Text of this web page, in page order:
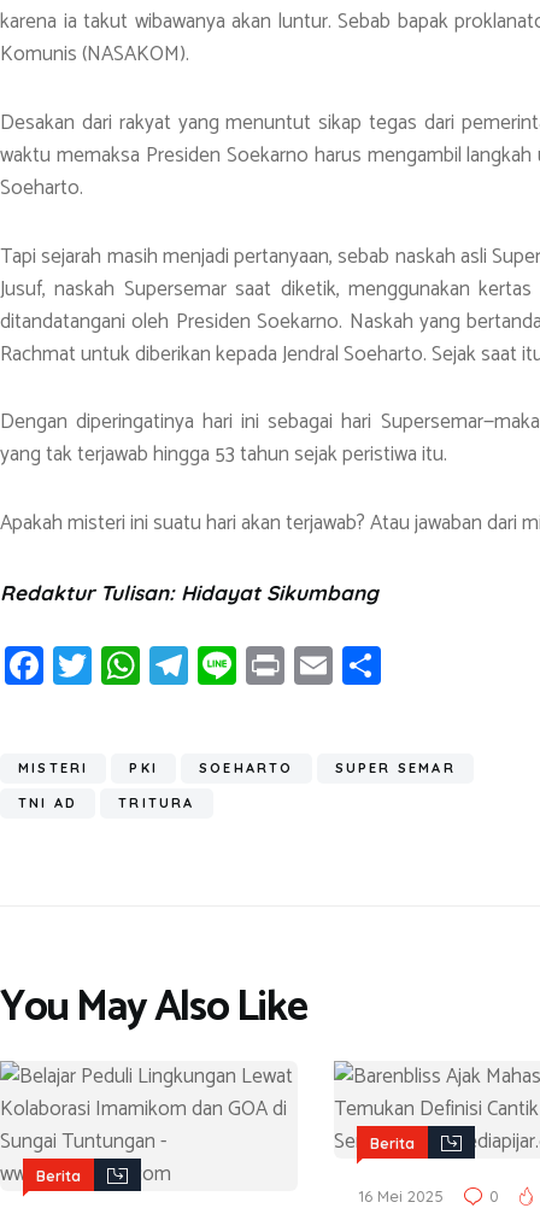
karena ia takut wibawanya akan luntur. Sebab bapak
Komunis (NASAKOM).
Desakan dari rakyat yang menuntut sikap tegas dari
waktu memaksa Presiden Soekarno harus mengambil
Soeharto.
Tapi sejarah masih menjadi pertanyaan, sebab naskah asli
Jusuf, naskah Supersemar saat diketik, menggunakan
ditandatangani oleh Presiden Soekarno. Naskah yang
Rachmat untuk diberikan kepada Jendral Soeharto. Sejak saat
Dengan diperingatinya hari ini sebagai hari
yang tak terjawab hingga 53 tahun sejak peristiwa itu.
Apakah misteri ini suatu hari akan terjawab? Atau jawaban dari
Redaktur Tulisan: Hidayat Sikumbang
Fa
ce
o
ok
T
wi
er
W
h
s
A
T
el
gr
a
Li
n
Pr
in
E
m
e
MISTERI PKI SOEHARTO SUPER SEMAR
TNI AD TRITURA
You May Also Like
Berita
Berita
16 Mei 2025 0